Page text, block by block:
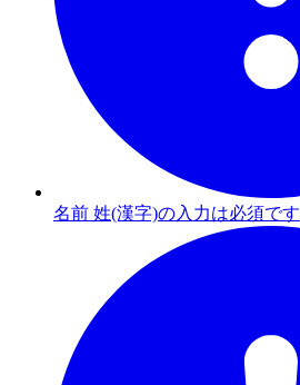
名前 姓(漢字)の入力は必須です